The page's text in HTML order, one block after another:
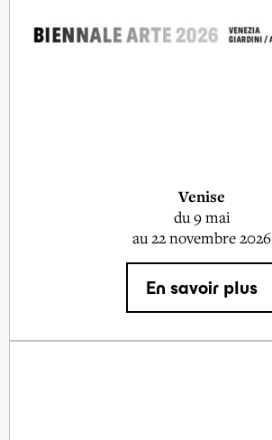
Venise
du 9 mai
au 22 novembre 2026
En savoir plus